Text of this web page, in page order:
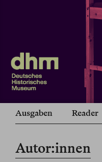
Ausgaben Reader
Autor:innen